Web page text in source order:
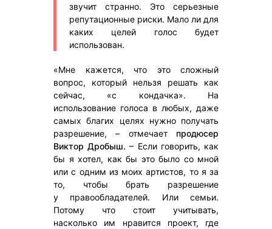
звучит странно. Это серьезные
репутационные риски. Мало ли для
каких целей голос будет
использован.
«Мне кажется, что это сложный
вопрос, который нельзя решать как
сейчас, «с кондачка». На
использование голоса в любых, даже
самых благих целях нужно получать
разрешение, – отмечает продюсер
Виктор Дробыш.– Если говорить, как
бы я хотел, как бы это было со мной
или с одним из моих артистов, то я за
то, чтобы брать разрешение
у правообладателей. Или семьи.
Потому что стоит учитывать,
насколько им нравится проект, где